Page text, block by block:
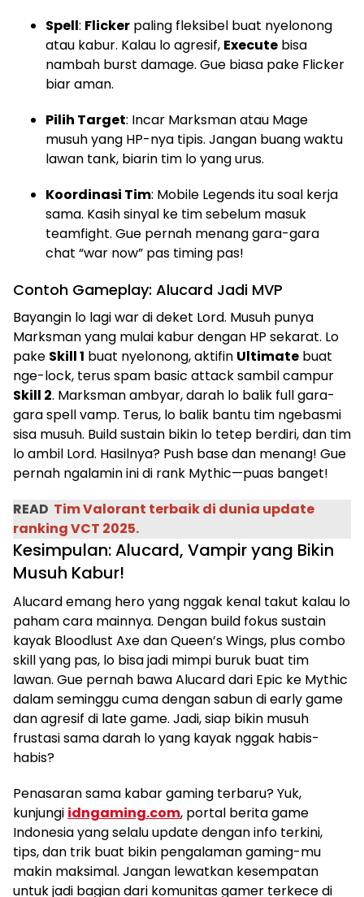
Spell: Flicker paling fleksibel buat nyelonong
atau kabur. Kalau lo agresif, Execute bisa
nambah burst damage. Gue biasa pake Flicker
biar aman.
Pilih Target: Incar Marksman atau Mage
musuh yang HP-nya tipis. Jangan buang waktu
lawan tank, biarin tim lo yang urus.
Koordinasi Tim: Mobile Legends itu soal kerja
sama. Kasih sinyal ke tim sebelum masuk
teamfight. Gue pernah menang gara-gara
chat “war now” pas timing pas!
Contoh Gameplay: Alucard Jadi MVP
Bayangin lo lagi war di deket Lord. Musuh punya
Marksman yang mulai kabur dengan HP sekarat. Lo
pake Skill 1 buat nyelonong, aktifin Ultimate buat
nge-lock, terus spam basic attack sambil campur
Skill 2. Marksman ambyar, darah lo balik full gara-
gara spell vamp. Terus, lo balik bantu tim ngebasmi
sisa musuh. Build sustain bikin lo tetep berdiri, dan tim
lo ambil Lord. Hasilnya? Push base dan menang! Gue
pernah ngalamin ini di rank Mythic—puas banget!
READ Tim Valorant terbaik di dunia update
ranking VCT 2025.
Kesimpulan: Alucard, Vampir yang Bikin
Musuh Kabur!
Alucard emang hero yang nggak kenal takut kalau lo
paham cara mainnya. Dengan build fokus sustain
kayak Bloodlust Axe dan Queen’s Wings, plus combo
skill yang pas, lo bisa jadi mimpi buruk buat tim
lawan. Gue pernah bawa Alucard dari Epic ke Mythic
dalam seminggu cuma dengan sabun di early game
dan agresif di late game. Jadi, siap bikin musuh
frustasi sama darah lo yang kayak nggak habis-
habis?
Penasaran sama kabar gaming terbaru? Yuk,
kunjungi idngaming.com, portal berita game
Indonesia yang selalu update dengan info terkini,
tips, dan trik buat bikin pengalaman gaming-mu
makin maksimal. Jangan lewatkan kesempatan
untuk jadi bagian dari komunitas gamer terkece di